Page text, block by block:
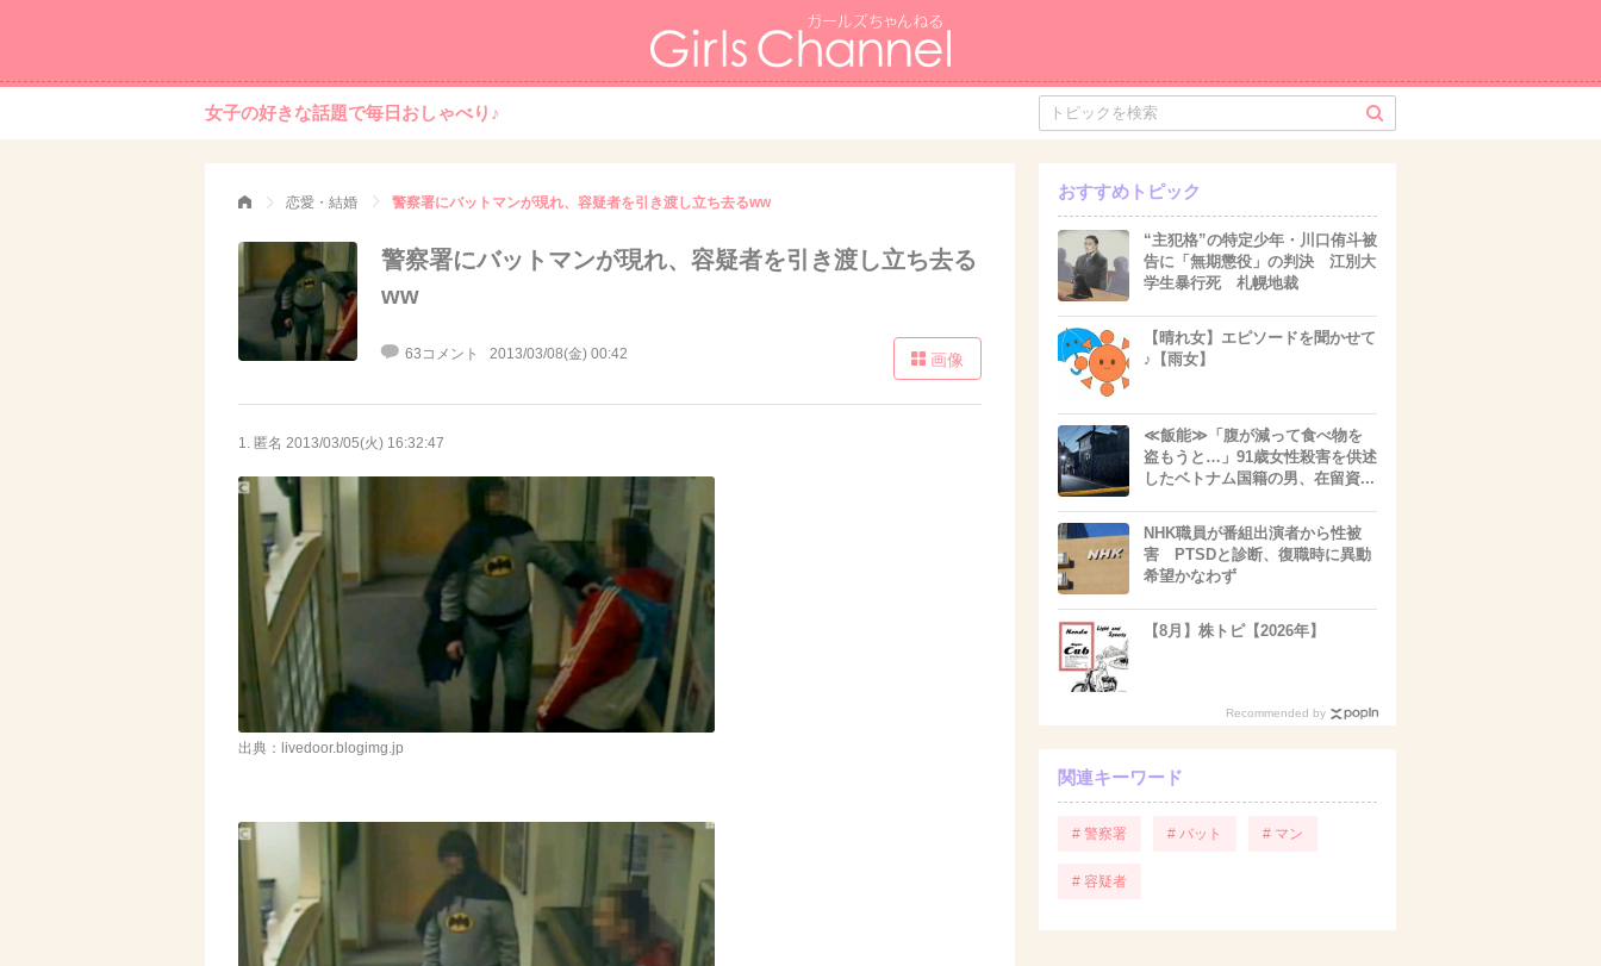
女子の好きな話題で毎日おしゃべり♪
恋愛・結婚 警察署にバットマンが現れ、容疑者を引き渡し立ち去るww
警察署にバットマンが現れ、容疑者を引き渡し立ち去る
ww
63コメント 2013/03/08(金) 00:42 画像
1. 匿名 2013/03/05(火) 16:32:47
出典：livedoor.blogimg.jp
おすすめトピック
“主犯格”の特定少年・川口侑斗被
告に「無期懲役」の判決 江別大
学生暴行死 札幌地裁
【晴れ女】エピソードを聞かせて
♪【雨女】
≪飯能≫「腹が減って食べ物を
盗もうと…」91歳女性殺害を供述
したベトナム国籍の男、在留資...
NHK職員が番組出演者から性被
害 PTSDと診断、復職時に異動
希望かなわず
【8月】株トピ【2026年】
Recommended by
関連キーワード
# 警察署 # バット # マン
# 容疑者